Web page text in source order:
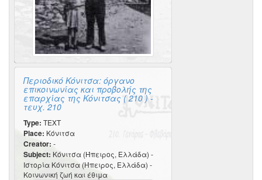
Περιοδικό Κόνιτσα: όργανο
επικοινωνίας και προβολής της
επαρχίας της Κόνιτσας ( 210 ) -
τευχ. 210
Type: TEXT
Place: Κόνιτσα
Creator: -
Subject: Κόνιτσα (Ήπειρος, Ελλάδα) -
Ιστορία Κόνιτσα (Ήπειρος, Ελλάδα) -
Κοινωνική ζωή και έθιμα